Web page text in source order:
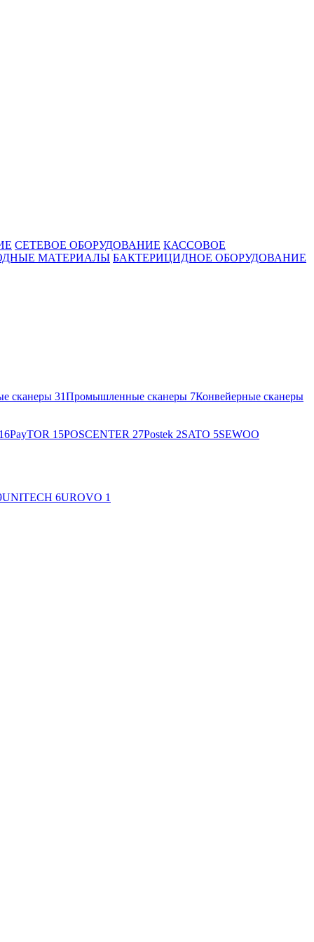
СЕТЕВОЕ ОБОРУДОВАНИЕ КАССОВОЕ
МАТЕРИАЛЫ БАКТЕРИЦИДНОЕ ОБОРУДОВАНИЕ
сканеры 31Промышленные сканеры 7Конвейерные сканеры
16PayTOR 15POSCENTER 27Postek 2SATO 5SEWOO
UNITECH 6UROVO 1